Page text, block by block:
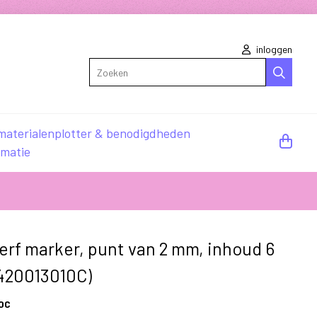
inloggen
plotter & benodigdheden
marker, punt van 2 mm, inhoud 6